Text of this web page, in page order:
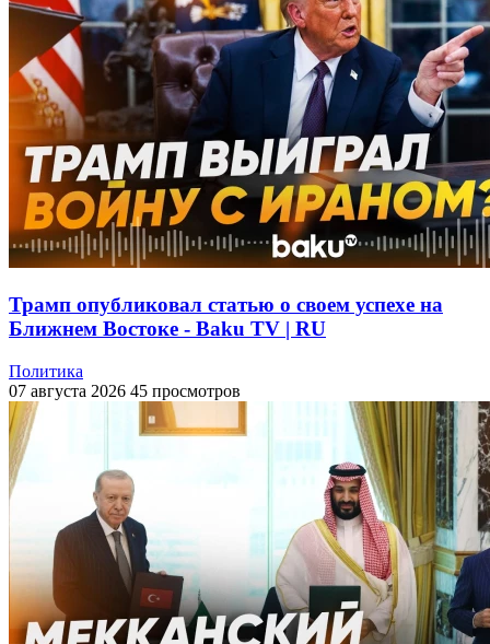
Трамп опубликовал статью о своем успехе на
Ближнем Востоке - Baku TV | RU
Политика
07 августа 2026 45 просмотров